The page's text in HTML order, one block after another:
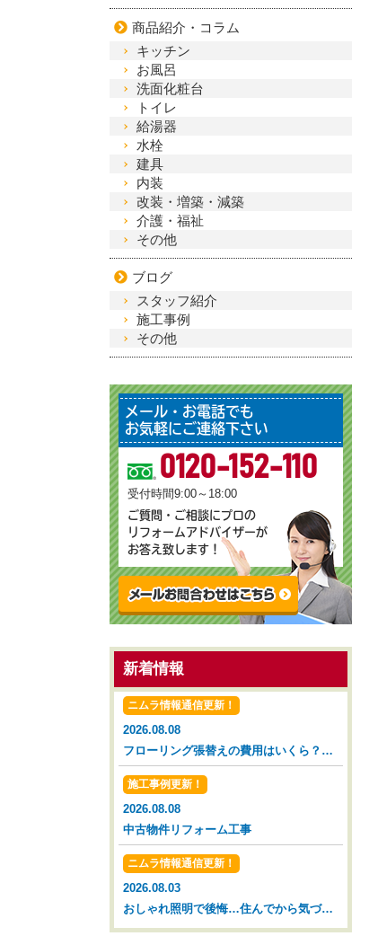
商品紹介・コラム
キッチン
お風呂
洗面化粧台
トイレ
給湯器
水栓
建具
内装
改装・増築・減築
介護・福祉
その他
ブログ
スタッフ紹介
施工事例
その他
メール・お電話でも
お気軽にご連絡下さい
0120-152-110
受付時間9:00～18:00
ご質問・ご相談にプロの
リフォームアドバイザーが
お答え致します！
新着情報
ニムラ情報通信更新！
2026.08.08
フローリング張替えの費用はいくら？タイミングと相場を解説【広島市 安佐南区 安佐北区】
施工事例更新！
2026.08.08
中古物件リフォーム工事
ニムラ情報通信更新！
2026.08.03
おしゃれ照明で後悔…住んでから気づいた落とし穴【広島市 安佐南区 安佐北区】